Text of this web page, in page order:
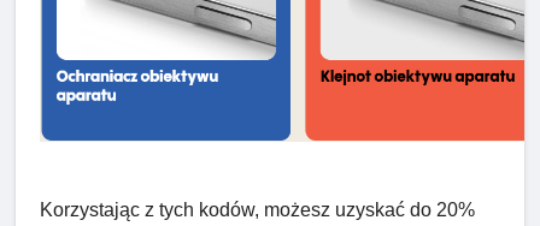
Korzystając z tych kodów, możesz uzyskać do 20%